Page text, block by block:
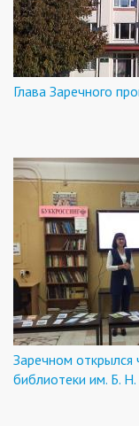
Глава Заречного
Заречном открылся
библиотеки им. Б. Н.